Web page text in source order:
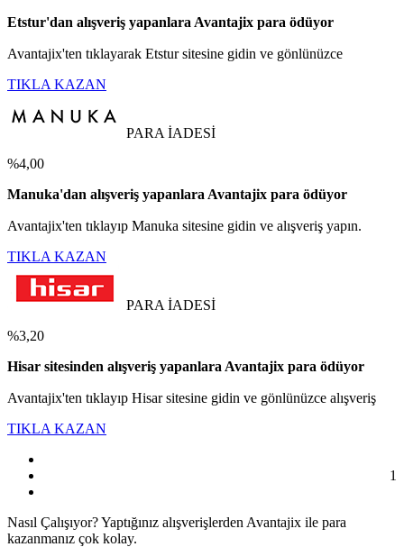
Etstur'dan alışveriş yapanlara Avantajix para ödüyor
Avantajix'ten tıklayarak Etstur sitesine gidin ve gönlünüzce
TIKLA KAZAN
PARA İADESİ
%4,00
Manuka'dan alışveriş yapanlara Avantajix para ödüyor
Avantajix'ten tıklayıp Manuka sitesine gidin ve alışveriş yapın.
TIKLA KAZAN
PARA İADESİ
%3,20
Hisar sitesinden alışveriş yapanlara Avantajix para ödüyor
Avantajix'ten tıklayıp Hisar sitesine gidin ve gönlünüzce alışveriş
TIKLA KAZAN
1
Nasıl Çalışıyor?Yaptığınız alışverişlerden Avantajix ile para
kazanmanız çok kolay.